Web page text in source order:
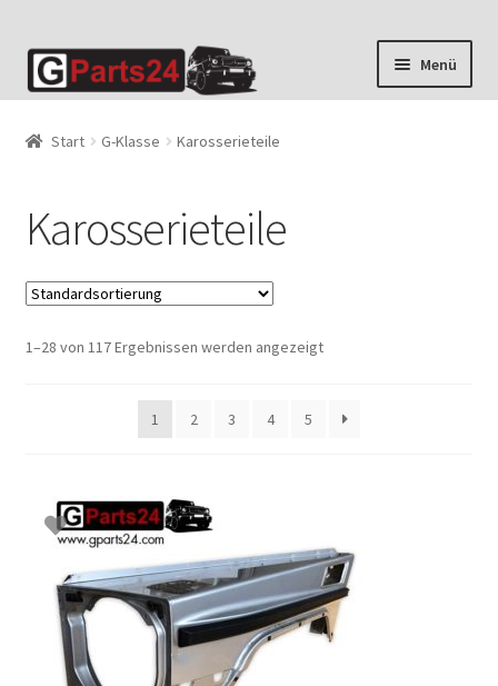
Zur
Navigation
Zum
Inhalt
Menü
Start G-Klasse Karosserieteile
Karosserieteile
1–28 von 117 Ergebnissen werden angezeigt
1 2 3 4 5